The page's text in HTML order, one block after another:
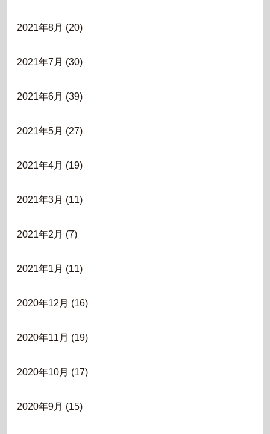
2021年8月 (20)
2021年7月 (30)
2021年6月 (39)
2021年5月 (27)
2021年4月 (19)
2021年3月 (11)
2021年2月 (7)
2021年1月 (11)
2020年12月 (16)
2020年11月 (19)
2020年10月 (17)
2020年9月 (15)